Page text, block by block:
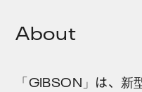
About
「GIBSON」は、新